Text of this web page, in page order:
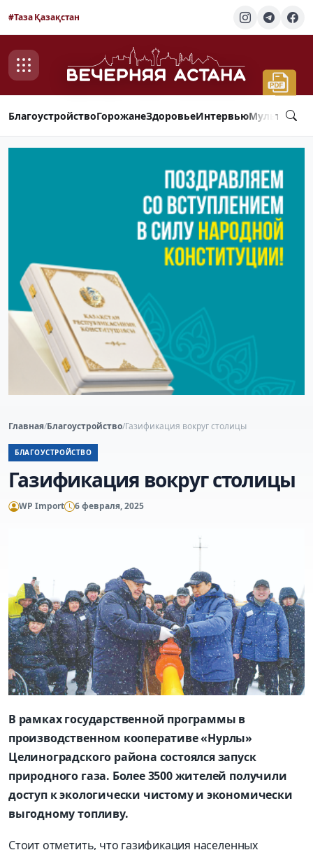
#Таза Қазақстан
БлагоустройствоГорожанеЗдоровьеИнтервью
Главная/Благоустройство/Газификация вокруг столицы
БЛАГОУСТРОЙСТВО
Газификация вокруг столицы
WP Import 6 февраля, 2025
В рамках государственной программы в
производственном кооперативе «Нурлы»
Целиноградского района состоялся запуск
природного газа. Более 3500 жителей получили
доступ к экологически чистому и экономически
выгодному топливу.
Стоит отметить, что газификация населенных